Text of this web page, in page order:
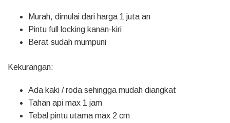
Murah, dimulai dari harga 1 juta an
Pintu full locking kanan-kiri
Berat sudah mumpuni
Kekurangan:
Ada kaki / roda sehingga mudah diangkat
Tahan api max 1 jam
Tebal pintu utama max 2 cm